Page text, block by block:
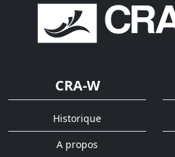
CRA-W
Historique
A propos